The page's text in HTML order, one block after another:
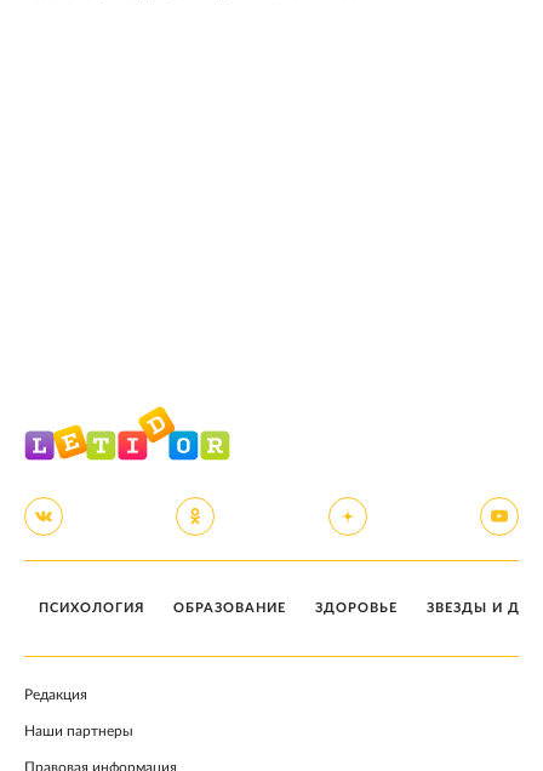
ПСИХОЛОГИЯ ОБРАЗОВАНИЕ ЗДОРОВЬЕ ЗВЕЗДЫ И
Редакция
Наши партнеры
Правовая информация